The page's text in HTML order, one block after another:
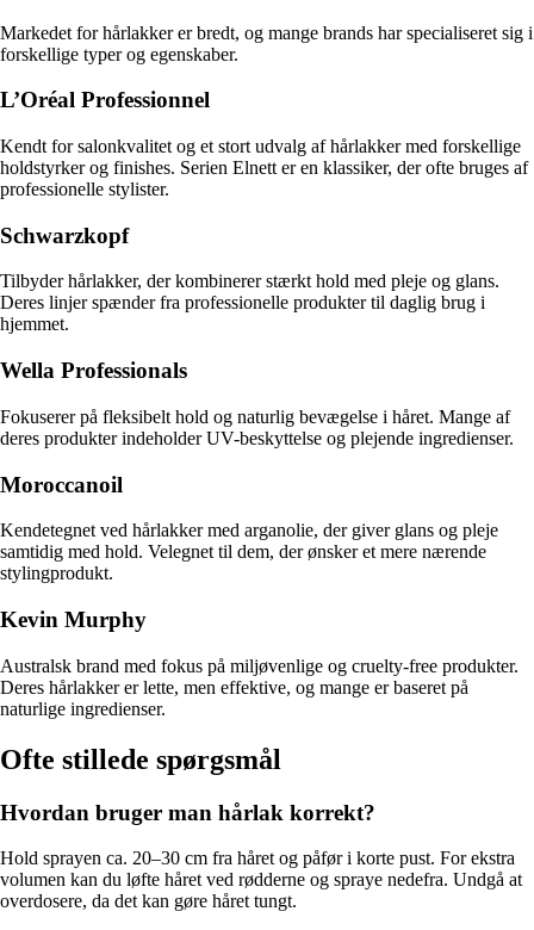
Markedet for hårlakker er bredt, og mange brands har specialiseret sig i
forskellige typer og egenskaber.
L’Oréal Professionnel
Kendt for salonkvalitet og et stort udvalg af hårlakker med forskellige
holdstyrker og finishes. Serien Elnett er en klassiker, der ofte bruges af
professionelle stylister.
Schwarzkopf
Tilbyder hårlakker, der kombinerer stærkt hold med pleje og glans.
Deres linjer spænder fra professionelle produkter til daglig brug i
hjemmet.
Wella Professionals
Fokuserer på fleksibelt hold og naturlig bevægelse i håret. Mange af
deres produkter indeholder UV-beskyttelse og plejende ingredienser.
Moroccanoil
Kendetegnet ved hårlakker med arganolie, der giver glans og pleje
samtidig med hold. Velegnet til dem, der ønsker et mere nærende
stylingprodukt.
Kevin Murphy
Australsk brand med fokus på miljøvenlige og cruelty-free produkter.
Deres hårlakker er lette, men effektive, og mange er baseret på
naturlige ingredienser.
Ofte stillede spørgsmål
Hvordan bruger man hårlak korrekt?
Hold sprayen ca. 20–30 cm fra håret og påfør i korte pust. For ekstra
volumen kan du løfte håret ved rødderne og spraye nedefra. Undgå at
overdosere, da det kan gøre håret tungt.